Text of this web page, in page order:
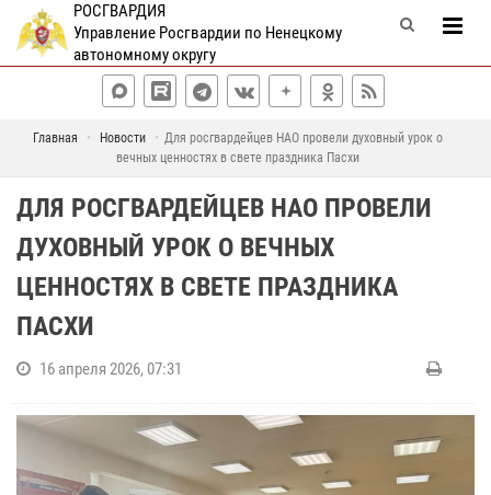
РОСГВАРДИЯ
Управление Росгвардии по Ненецкому
автономному округу
Главная Новости
Для росгвардейцев НАО провели духовный урок о
вечных ценностях в свете праздника Пасхи
ДЛЯ РОСГВАРДЕЙЦЕВ НАО ПРОВЕЛИ
ДУХОВНЫЙ УРОК О ВЕЧНЫХ
ЦЕННОСТЯХ В СВЕТЕ ПРАЗДНИКА
ПАСХИ
16 апреля 2026, 07:31